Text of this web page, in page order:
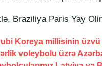
Braziliya Paris Yay
Koreya millisinin
voleybolu üzrə